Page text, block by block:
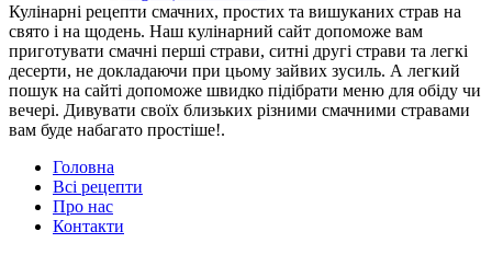
Кулінарні рецепти смачних, простих та вишуканих страв на
свято і на щодень. Наш кулінарний сайт допоможе вам
приготувати смачні перші страви, ситні другі страви та легкі
десерти, не докладаючи при цьому зайвих зусиль. А легкий
пошук на сайті допоможе швидко підібрати меню для обіду чи
вечері. Дивувати своїх близьких різними смачними стравами
вам буде набагато простіше!.
Головна
Всі рецепти
Про нас
Контакти